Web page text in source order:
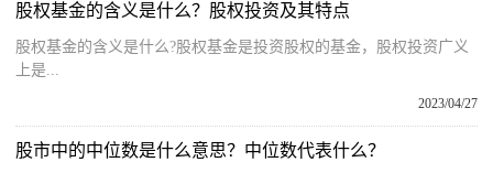
股权基金的含义是什么？股权投资及其特点
股权基金的含义是什么?股权基金是投资股权的基金，股权投资广义
上是...
2023/04/27
股市中的中位数是什么意思？中位数代表什么？